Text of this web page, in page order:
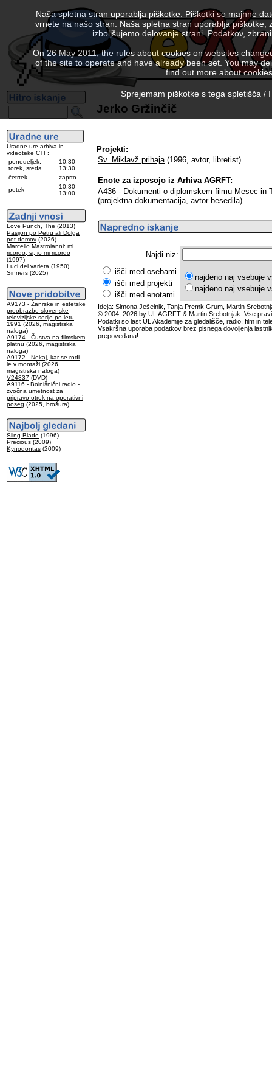
Uradne ure arhiva in
videoteke CTF:
ponedeljek,
torek, sreda
10:30-
13:30
četrtek
zaprto
petek
10:30-
13:00
Love Punch, The (2013)
Pasijon po Petru ali Dolga
pot domov (2026)
Marcello Mastroianni: mi
ricordo, si, io mi ricordo
(1997)
Luci del varieta (1950)
Sinners (2025)
A9173 - Žanrske in estetske
preobrazbe slovenske
televizijske serije po letu
1991 (2026, magistrska
naloga)
A9174 - Čustva na filmskem
platnu (2026, magistrska
naloga)
A9172 - Nekaj, kar se rodi
le v montaži (2026,
magistrska naloga)
V24837 (DVD)
A9116 - Bolnišnični radio -
zvočna umetnost za
pripravo otrok na operativni
poseg (2025, brošura)
Sling Blade (1996)
Precious (2009)
Kynodontas (2009)
Jerko Gržinčič
Projekti:
Sv. Miklavž prihaja(1996, avtor, libretist)
Enote za izposojo iz Arhiva AGRFT:
A436 - Dokumenti o diplomskem filmu Mesec in
(projektna dokumentacija, avtor besedila)
Najdi niz:
išči med osebami
išči med projekti
išči med enotami
najdeno naj vsebuje
najdeno naj vsebuje
Ideja: Simona Ješelnik, Tanja Premk Grum, Martin
© 2004, 2026 by UL AGRFT & Martin Srebotnjak. Vse
Podatki so last UL Akademije za gledališče, radio, film in
Vsakršna uporaba podatkov brez pisnega dovoljenja
prepovedana!
Naša spletna stran uporablja piškotke. Piškotki so majhne
vrnete na našo stran. Naša spletna stran uporablja
izboljšujemo delovanje strani. Podatkov,
On 26 May 2011, the rules about cookies on websites
of the site to operate and have already been set. You may
find out more about
Sprejemam piškotke s tega spletišča /